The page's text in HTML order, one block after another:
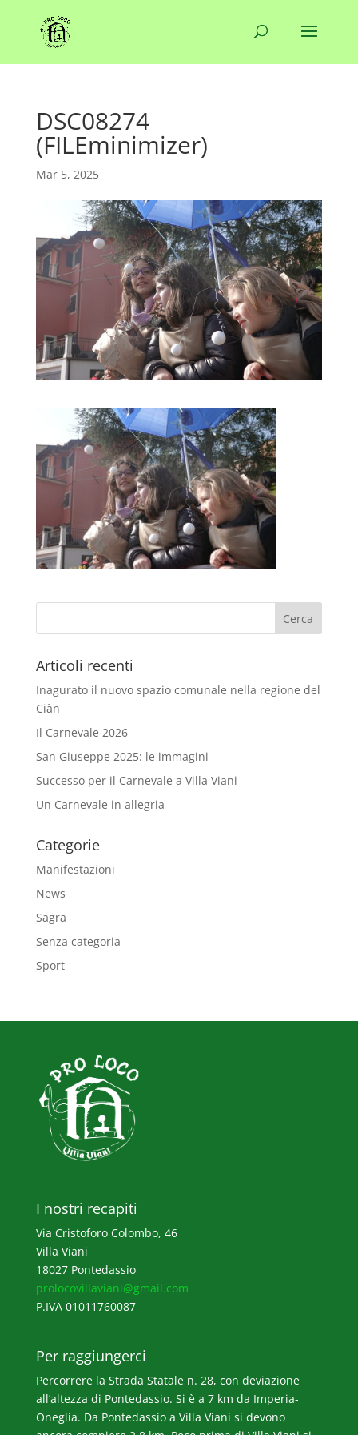
DSC08274
(FILEminimizer)
Mar 5, 2025
Articoli recenti
Inagurato il nuovo spazio comunale nella regione del
Ciàn
Il Carnevale 2026
San Giuseppe 2025: le immagini
Successo per il Carnevale a Villa Viani
Un Carnevale in allegria
Categorie
Manifestazioni
News
Sagra
Senza categoria
Sport
I nostri recapiti
Via Cristoforo Colombo, 46
Villa Viani
18027 Pontedassio
prolocovillaviani@gmail.com
P.IVA 01011760087
Per raggiungerci
Percorrere la Strada Statale n. 28, con deviazione
all’altezza di Pontedassio. Si è a 7 km da Imperia-
Oneglia. Da Pontedassio a Villa Viani si devono